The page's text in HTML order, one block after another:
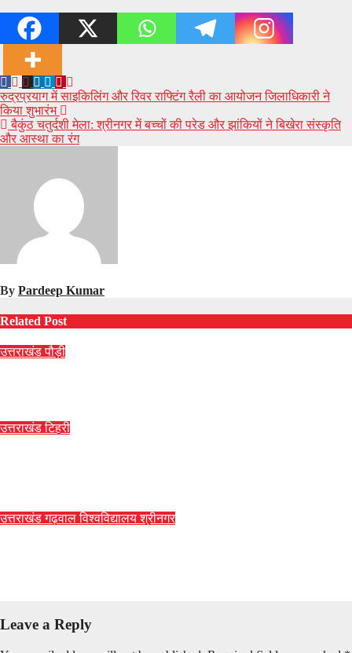
Post
navigation
रुद्रप्रयाग में साइकिलिंग और रिवर राफ्टिंग रैली का आयोजन जिलाधिकारी ने
किया शुभारंभ
बैकुंठ चतुर्दशी मेला: श्रीनगर में बच्चों की परेड और झांकियों ने बिखेरा संस्कृति
और आस्था का रंग
By Pardeep Kumar
Related Post
उत्तराखंडपौड़ी
उत्तराखंडटिहरी
उत्तराखंडगढ़वाल विश्वविद्यालयश्रीनगर
Leave a Reply